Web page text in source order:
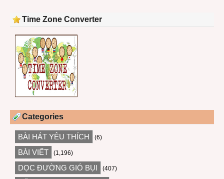
Time Zone Converter
Categories
BÀI HÁT YÊU THÍCH (6)
BÀI VIẾT (1,196)
DỌC ĐƯỜNG GIÓ BỤI (407)